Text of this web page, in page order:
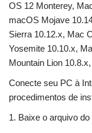
OS 12 Monterey,
macOS Mojave
Sierra 10.12.x, Mac
Yosemite 10.10.x,
Mountain Lion
Conecte seu PC à
procedimentos de
1. Baixe o arquivo